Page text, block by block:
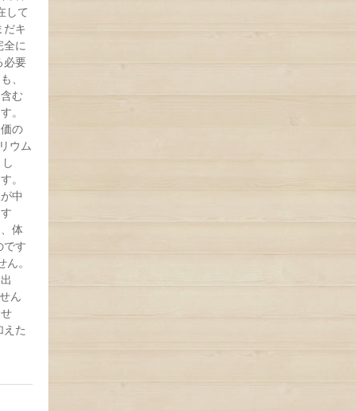
して
だキ
全に
必要
、
む
。
の
ウム
。
中
体
です
。
ん
えた